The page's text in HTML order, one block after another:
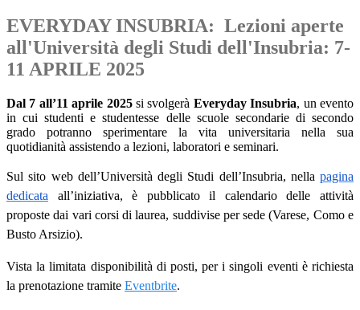
EVERYDAY INSUBRIA: Lezioni aperte
all'Università degli Studi dell'Insubria: 7-
11 APRILE 2025
Dal 7 all’11 aprile 2025si svolgerà Everyday Insubria, un evento
in cui studenti e studentesse delle scuole secondarie di secondo
grado potranno sperimentare la vita universitaria nella sua
quotidianità assistendo a lezioni, laboratori e seminari.
Sul sito web dell’Università degli Studi dell’Insubria, nella pagina
dedicata all’iniziativa, è pubblicato il calendario delle attività
proposte dai vari corsi di laurea, suddivise per sede (Varese, Como e
Busto Arsizio).
Vista la limitata disponibilità di posti, per i singoli eventi è richiesta
la prenotazione tramite Eventbrite.